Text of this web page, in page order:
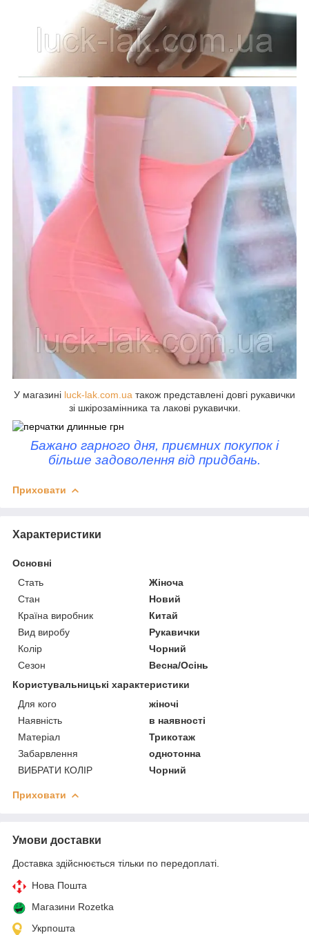
У магазині luck-lak.com.ua також представлені довгі рукавички
зі шкірозамінника та лакові рукавички.
Бажано гарного дня, приємних покупок і
більше задоволення від придбань.
Приховати
Характеристики
Основні
Стать
Жіноча
Стан
Новий
Країна виробник
Китай
Вид виробу
Рукавички
Колір
Чорний
Сезон
Весна/Осінь
Користувальницькі характеристики
Для кого
жіночі
Наявність
в наявності
Матеріал
Трикотаж
Забарвлення
однотонна
ВИБРАТИ КОЛІР
Чорний
Приховати
Умови доставки
Доставка здійснюється тільки по передоплаті.
Нова Пошта
Магазини Rozetka
Укрпошта